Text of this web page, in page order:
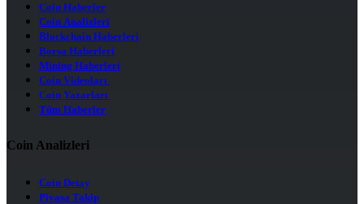
Coin Haberler
Coin Analizleri
Blockchain Haberleri
Borsa Haberleri
Mining Haberleri
Coin Videoları
Coin Yazarları
Tüm Haberler
Coin Analizleri
Coin Detay
Piyasa Takip